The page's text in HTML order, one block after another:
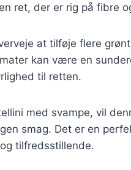
ret, der er rig på fibre
at tilføje flere
kan være en
til retten.
med svampe, vil
smag. Det er en
tilfredsstillende.